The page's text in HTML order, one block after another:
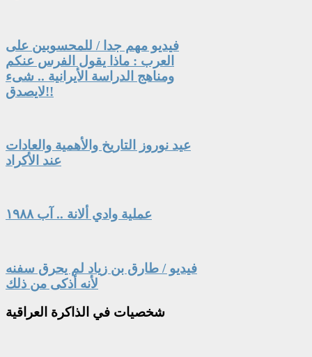
فيديو مهم جدا / للمحسوبين على
العرب : ماذا يقول الفرس عنكم
ومناهج الدراسة الأيرانية .. شىء
لايصدق!!
عيد نوروز التاريخ والأهمية والعادات
عند الأكراد
عملية وادي ألانة .. آب ١٩٨٨
فيديو / طارق بن زياد لم يحرق سفنه
لأنه أذكى من ذلك
شخصيات في الذاكرة العراقية